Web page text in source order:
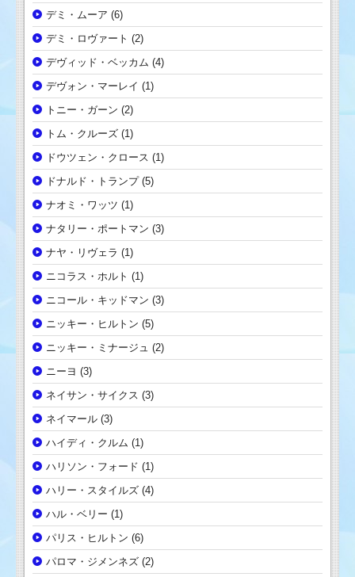
デミ・ムーア (6)
デミ・ロヴァート (2)
デヴィッド・ベッカム (4)
デヴォン・マーレイ (1)
トニー・ガーン (2)
トム・クルーズ (1)
ドウツェン・クロース (1)
ドナルド・トランプ(5)
ナオミ・ワッツ (1)
ナタリー・ポートマン (3)
ナヤ・リヴェラ (1)
ニコラス・ホルト (1)
ニコール・キッドマン (3)
ニッキー・ヒルトン (5)
ニッキー・ミナージュ (2)
ニーヨ (3)
ネイサン・サイクス (3)
ネイマール (3)
ハイディ・クルム (1)
ハリソン・フォード (1)
ハリー・スタイルズ (4)
ハル・ベリー (1)
パリス・ヒルトン (6)
パロマ・ジメンネズ (2)